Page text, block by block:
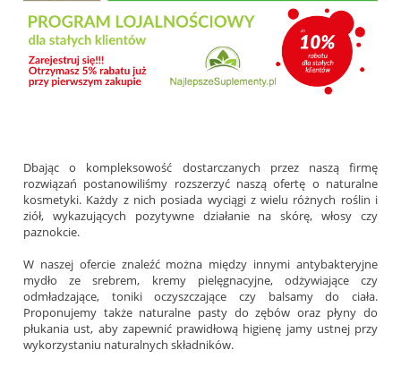
Dbając o kompleksowość dostarczanych przez naszą firmę
rozwiązań postanowiliśmy rozszerzyć naszą ofertę o naturalne
kosmetyki. Każdy z nich posiada wyciągi z wielu różnych roślin i
ziół, wykazujących pozytywne działanie na skórę, włosy czy
paznokcie.
W naszej ofercie znaleźć można między innymi antybakteryjne
mydło ze srebrem, kremy pielęgnacyjne, odżywiające czy
odmładzające, toniki oczyszczające czy balsamy do ciała.
Proponujemy także naturalne pasty do zębów oraz płyny do
płukania ust, aby zapewnić prawidłową higienę jamy ustnej przy
wykorzystaniu naturalnych składników.